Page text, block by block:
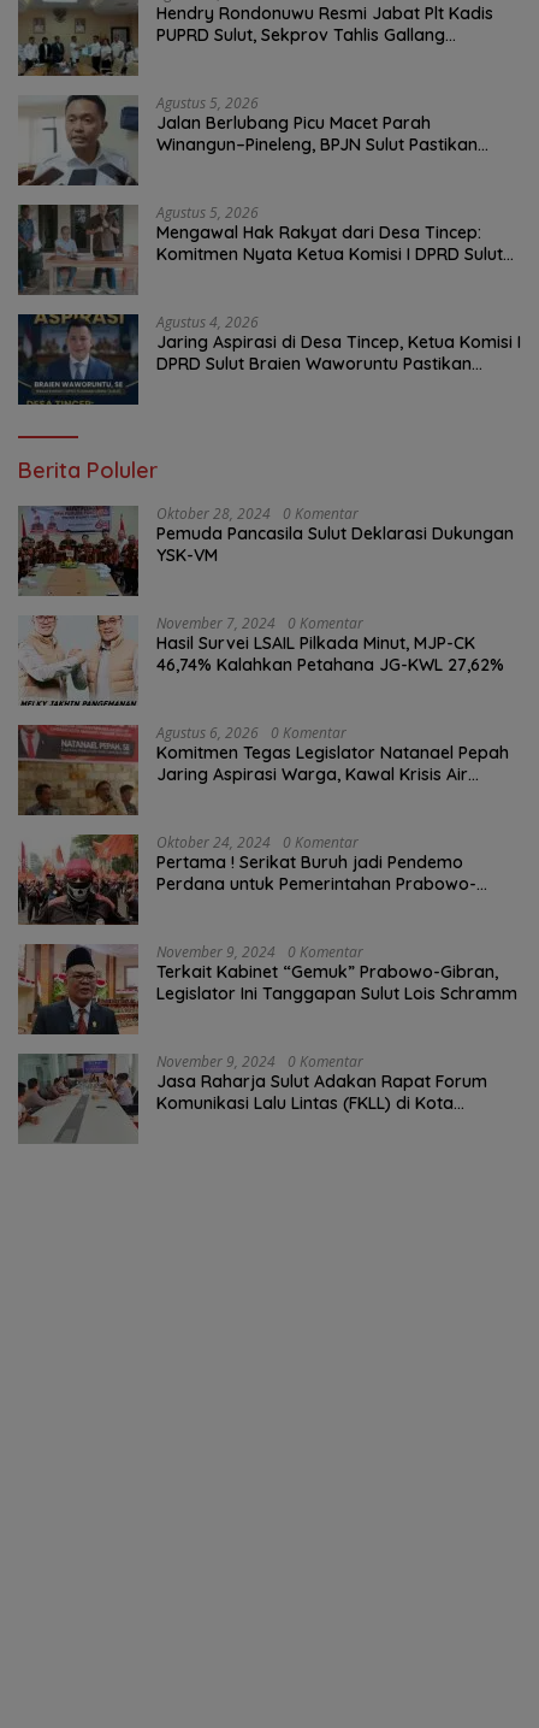
Hendry Rondonuwu Resmi Jabat Plt Kadis
PUPRD Sulut, Sekprov Tahlis Gallang
Agustus 5, 2026
Jalan Berlubang Picu Macet Parah
Winangun–Pineleng, BPJN Sulut Pastikan
Agustus 5, 2026
Mengawal Hak Rakyat dari Desa Tincep:
Komitmen Nyata Ketua Komisi I DPRD Sulut
Agustus 4, 2026
Jaring Aspirasi di Desa Tincep, Ketua Komisi I
DPRD Sulut Braien Waworuntu Pastikan
Berita Poluler
Oktober 28, 2024 0 Komentar
Pemuda Pancasila Sulut Deklarasi Dukungan
YSK-VM
November 7, 2024 0 Komentar
Hasil Survei LSAIL Pilkada Minut, MJP-CK
46,74% Kalahkan Petahana JG-KWL 27,62%
Agustus 6, 2026 0 Komentar
Komitmen Tegas Legislator Natanael Pepah
Jaring Aspirasi Warga, Kawal Krisis Air
Oktober 24, 2024 0 Komentar
Pertama ! Serikat Buruh jadi Pendemo
Perdana untuk Pemerintahan Prabowo-
November 9, 2024 0 Komentar
Terkait Kabinet “Gemuk” Prabowo-Gibran,
Legislator Ini Tanggapan Sulut Lois Schramm
November 9, 2024 0 Komentar
Jasa Raharja Sulut Adakan Rapat Forum
Komunikasi Lalu Lintas (FKLL) di Kota